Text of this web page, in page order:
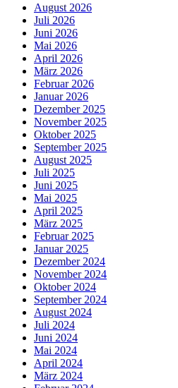
August 2026
Juli 2026
Juni 2026
Mai 2026
April 2026
März 2026
Februar 2026
Januar 2026
Dezember 2025
November 2025
Oktober 2025
September 2025
August 2025
Juli 2025
Juni 2025
Mai 2025
April 2025
März 2025
Februar 2025
Januar 2025
Dezember 2024
November 2024
Oktober 2024
September 2024
August 2024
Juli 2024
Juni 2024
Mai 2024
April 2024
März 2024